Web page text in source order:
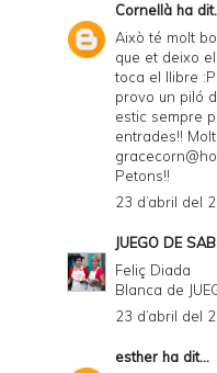
Cornellà ha
Això té molt
que et deixo
toca el llibre
provo un piló
estic sempre
entrades!!
Petons!!
23 d’abril del
JUEGO DE
Feliç Diada
Blanca de
23 d’abril del
esther ha dit...